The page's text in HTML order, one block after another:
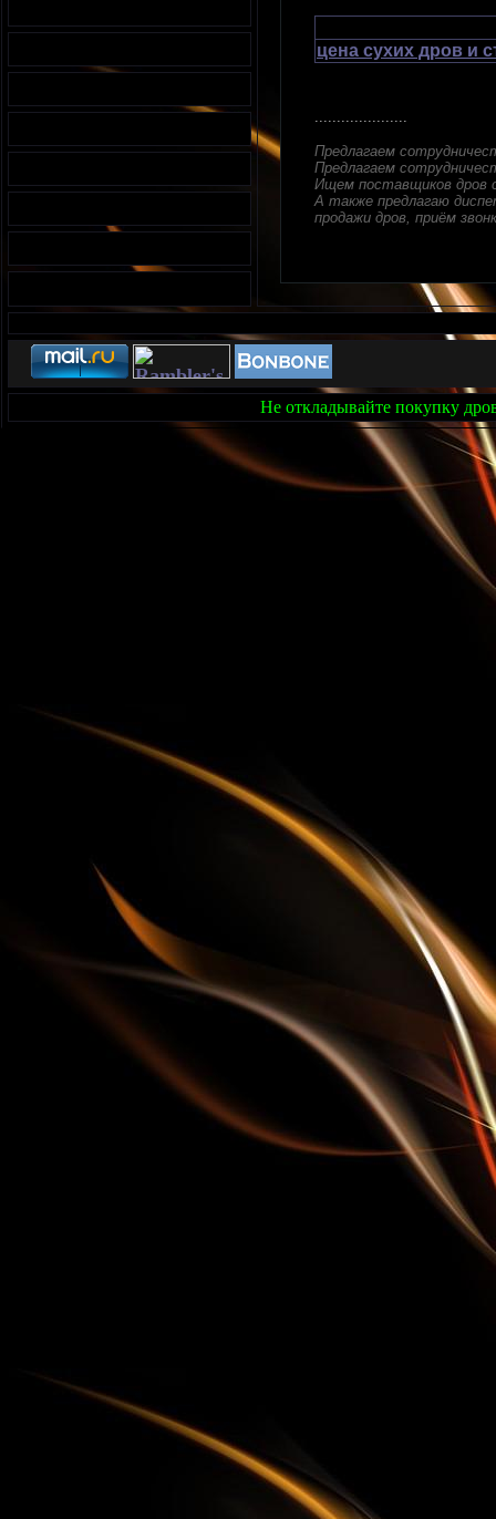
цена сухих дров и
.....................
Предлагаем
Предлагаем
Ищем поставщиков дров
А также предлагаю
продажи дров, приём
Не откладывайте покупку